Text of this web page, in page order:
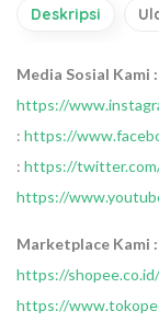
Deskripsi
Media Sosial Kami :
https://
: https://
: https://
https://
Marketplace Kami :
https://
https://